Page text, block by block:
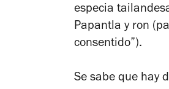
especia
Papantla y ron
consentido”).
Se sabe que hay